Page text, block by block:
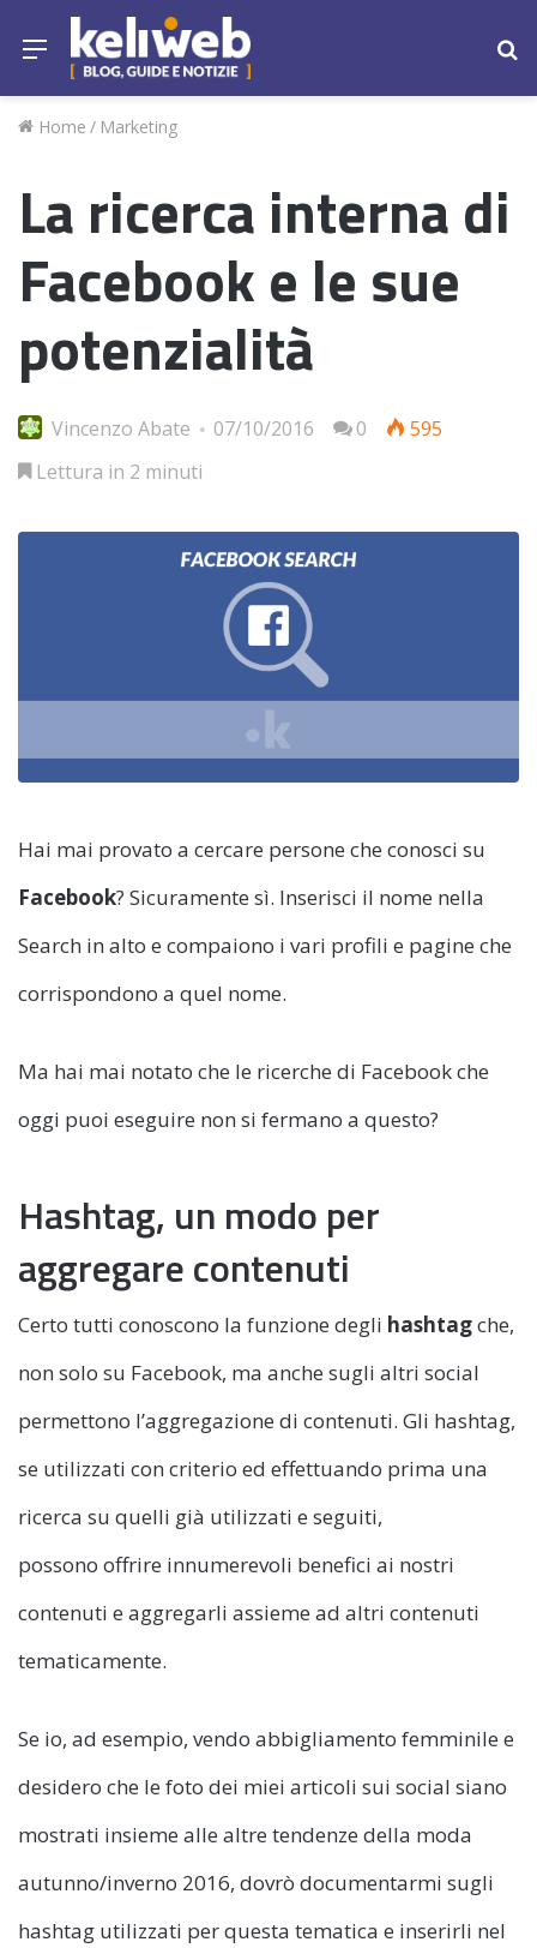
Menu
Home / Marketing
La ricerca interna di
Facebook e le sue
potenzialità
Vincenzo Abate 07/10/2016 0
595
Lettura in 2 minuti
Hai mai provato a cercare persone che conosci su
Facebook? Sicuramente sì. Inserisci il nome nella
Search in alto e compaiono i vari profili e pagine che
corrispondono a quel nome.
Ma hai mai notato che le ricerche di Facebook che
oggi puoi eseguire non si fermano a questo?
Hashtag, un modo per
aggregare contenuti
Certo tutti conoscono la funzione degli hashtagche,
non solo su Facebook, ma anche sugli altri social
permettono l’aggregazione di contenuti. Gli hashtag,
se utilizzati con criterio ed effettuando prima una
ricerca su quelli già utilizzati e seguiti,
possono offrire innumerevoli benefici ai nostri
contenuti e aggregarli assieme ad altri contenuti
tematicamente.
Se io, ad esempio, vendo abbigliamento femminile e
desidero che le foto dei miei articoli sui social siano
mostrati insieme alle altre tendenze della moda
autunno/inverno 2016, dovrò documentarmi sugli
hashtag utilizzati per questa tematica e inserirli nel